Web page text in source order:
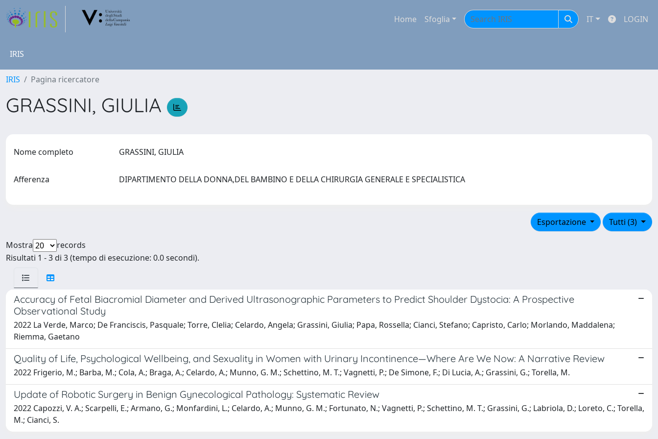
Home Sfoglia IT LOGIN
IRIS
IRIS Pagina ricercatore
GRASSINI, GIULIA
Nome completo GRASSINI, GIULIA
Afferenza DIPARTIMENTO DELLA DONNA,DEL BAMBINO E DELLA CHIRURGIA GENERALE E SPECIALISTICA
Tutti (3)
Esportazione
Mostra
records
Risultati 1 - 3 di 3 (tempo di esecuzione: 0.0 secondi).
Accuracy of Fetal Biacromial Diameter and Derived Ultrasonographic Parameters to Predict Shoulder Dystocia: A Prospective
Observational Study
2022 La Verde, Marco; De Franciscis, Pasquale; Torre, Clelia; Celardo, Angela; Grassini, Giulia; Papa, Rossella; Cianci, Stefano; Capristo, Carlo; Morlando, Maddalena;
Riemma, Gaetano
Quality of Life, Psychological Wellbeing, and Sexuality in Women with Urinary Incontinence—Where Are We Now: A Narrative Review
2022 Frigerio, M.; Barba, M.; Cola, A.; Braga, A.; Celardo, A.; Munno, G. M.; Schettino, M. T.; Vagnetti, P.; De Simone, F.; Di Lucia, A.; Grassini, G.; Torella, M.
Update of Robotic Surgery in Benign Gynecological Pathology: Systematic Review
2022 Capozzi, V. A.; Scarpelli, E.; Armano, G.; Monfardini, L.; Celardo, A.; Munno, G. M.; Fortunato, N.; Vagnetti, P.; Schettino, M. T.; Grassini, G.; Labriola, D.; Loreto, C.; Torella,
M.; Cianci, S.